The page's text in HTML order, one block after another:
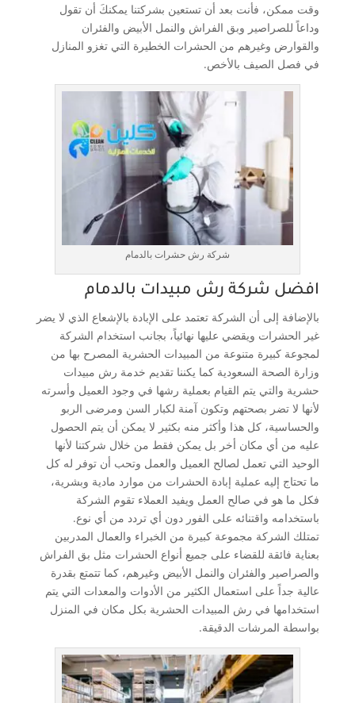
وقت ممكن، فأنت بعد أن تستعين بشركتنا يمكنكَ أن تقول
وداعاً للصراصير وبق الفراش والنمل الأبيض والفئران
والقوارض وغيرهم من الحشرات الخطيرة التي تغزو المنازل
في فصل الصيف بالأخص.
شركة رش حشرات بالدمام
افضل شركة رش مبيدات بالدمام
بالإضافة إلى أن الشركة تعتمد على الإبادة بالإشعاع الذي لا يضر
غير الحشرات ويقضي عليها نهائياً، بجانب استخدام الشركة
لمجوعة كبيرة متنوعة من المبيدات الحشرية المصرح بها من
وزارة الصحة السعودية كما يكننا تقديم خدمة رش مبيدات
حشرية والتي يتم القيام بعملية رشها في وجود العميل وأسرته
لأنها لا تضر بصحتهم وتكون آمنة لكبار السن ومرضى الربو
والحساسية، كل هذا وأكثر منه بكثير لا يمكن أن يتم الحصول
عليه من أي مكان أخر بل يمكن فقط من خلال شركتنا لأنها
الوحيد التي تعمل لصالح العميل والعمل وتحب أن توفر له كل
ما تحتاج إليه عملية إبادة الحشرات من موارد مادية وبشرية،
فكل ما هو في صالح العمل ويفيد العملاء تقوم الشركة
باستخدامه واقتنائه على الفور دون أي تردد من أي نوع.
تمتلك الشركة مجموعة كبيرة من الخبراء والعمال المدربين
بعناية فائقة للقضاء على جميع أنواع الحشرات مثل بق الفراش
والصراصير والفئران والنمل الأبيض وغيرهم، كما تتمتع بقدرة
عالية جداً على استعمال الكثير من الأدوات والمعدات التي يتم
استخدامها في رش المبيدات الحشرية بكل مكان في المنزل
بواسطة المرشات الدقيقة.